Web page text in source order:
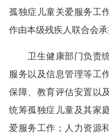
孤独症儿童关爱服务工
作由本级残疾人联合会承
卫生健康部门负责统
服务以及信息管理等工
保障、教育评估安置以
统筹孤独症儿童及其家
爱服务工作；人力资源